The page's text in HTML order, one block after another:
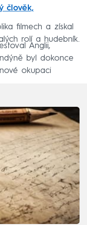
člověk,
filmech a získal
rolí a hudebník.
Anglii,
byl dokonce
okupaci